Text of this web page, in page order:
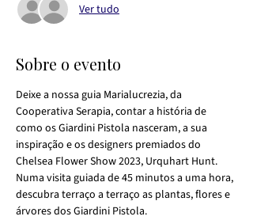
Ver tudo
Sobre o evento
Deixe a nossa guia Marialucrezia, da
Cooperativa Serapia, contar a história de
como os Giardini Pistola nasceram, a sua
inspiração e os designers premiados do
Chelsea Flower Show 2023, Urquhart Hunt.
Numa visita guiada de 45 minutos a uma hora,
descubra terraço a terraço as plantas, flores e
árvores dos Giardini Pistola.